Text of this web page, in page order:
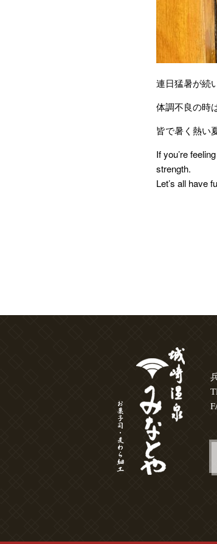
連日猛暑が続
体調不良の時
皆で暑く熱い
If you’re
strength.
Let’s all have